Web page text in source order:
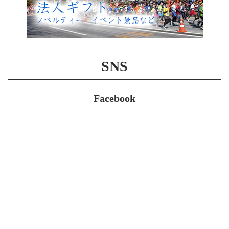
SNS
Facebook